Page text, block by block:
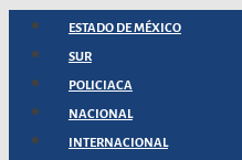
ESTADO DE MÉXICO
SUR
POLICIACA
NACIONAL
INTERNACIONAL